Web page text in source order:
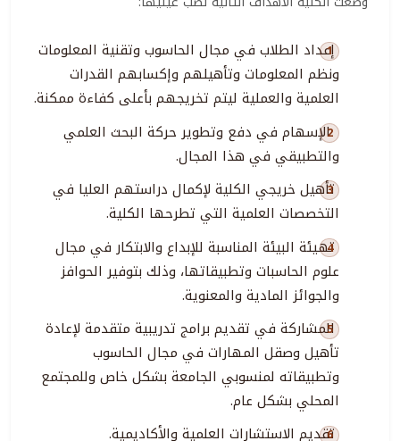
إعداد الطلاب في مجال الحاسوب وتقنية المعلومات
ونظم المعلومات وتأهيلهم وإكسابهم القدرات
العلمية والعملية ليتم تخريجهم بأعلى كفاءة ممكنة.
الإسهام في دفع وتطوير حركة البحث العلمي
والتطبيقي في هذا المجال.
تأهيل خريجي الكلية لإكمال دراستهم العليا في
التخصصات العلمية التي تطرحها الكلية.
تهيئة البيئة المناسبة للإبداع والابتكار في مجال
علوم الحاسبات وتطبيقاتها، وذلك بتوفير الحوافز
والجوائز المادية والمعنوية.
المشاركة في تقديم برامج تدريبية متقدمة لإعادة
تأهيل وصقل المهارات في مجال الحاسوب
وتطبيقاته لمنسوبي الجامعة بشكل خاص وللمجتمع
المحلي بشكل عام.
تقديم الاستشارات العلمية والأكاديمية.